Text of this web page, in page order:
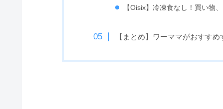
【Oisix】冷凍食なし！買い物
【まとめ】ワーママがおすす